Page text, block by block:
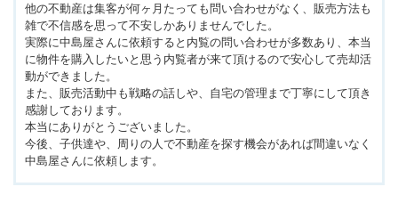
他の不動産は集客が何ヶ月たっても問い合わせがなく、販売方法も
雑で不信感を思って不安しかありませんでした。
実際に中島屋さんに依頼すると内覧の問い合わせが多数あり、本当
に物件を購入したいと思う内覧者が来て頂けるので安心して売却活
動ができました。
また、販売活動中も戦略の話しや、自宅の管理まで丁寧にして頂き
感謝しております。
本当にありがとうございました。
今後、子供達や、周りの人で不動産を探す機会があれば間違いなく
中島屋さんに依頼します。